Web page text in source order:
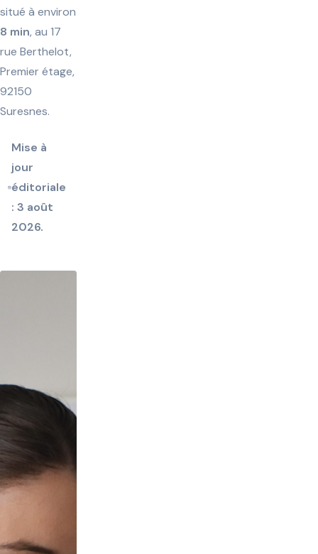
situé à environ
8 min, au 17
rue Berthelot,
Premier étage,
92150
Suresnes.
Mise à
jour
éditoriale
: 3 août
2026.